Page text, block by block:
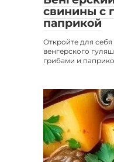
свинины с
паприкой
Откройте для
венгерского
грибами и